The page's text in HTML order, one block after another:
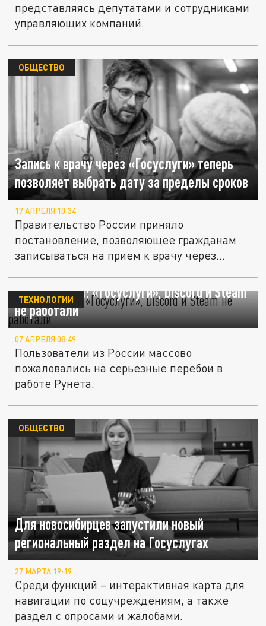
представляясь депутатами и сотрудниками
управляющих компаний.
Запись к врачу через «Госуслуги» теперь
позволяет выбрать дату за пределы сроков
ОБЩЕСТВО
17 АПРЕЛЯ 10:34
Правительство России приняло
постановление, позволяющее гражданам
записываться на прием к врачу через
Рунет рухнул: «Госуслуги», Discord и Steam
не работали
ТЕХНОЛОГИИ
07 АПРЕЛЯ 08:49
Пользователи из России массово
пожаловались на серьезные перебои в
работе Рунета.
Для новосибирцев запустили новый
региональный раздел на Госуслугах
ОБЩЕСТВО
27 МАРТА 19:19
Среди функций – интерактивная карта для
навигации по соцучреждениям, а также
раздел с опросами и жалобами.